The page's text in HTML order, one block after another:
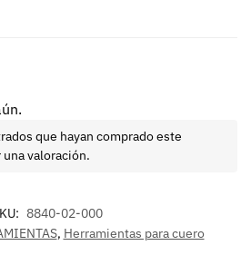
que hayan comprado este
valoración.
8840-02-000
, Herramientas para cuero